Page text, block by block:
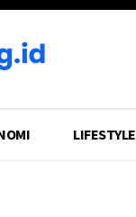
LIFESTYLE